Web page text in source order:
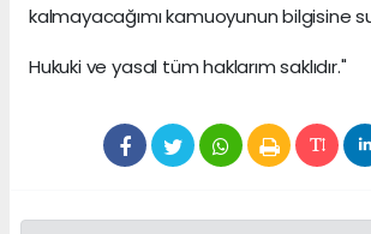
kalmayacağımı kamuoyunun bilgisine
Hukuki ve yasal tüm haklarım saklıdır."